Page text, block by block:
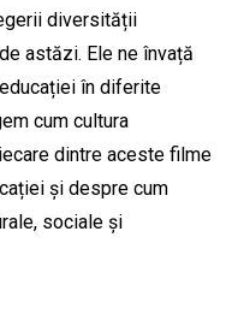
diversității
astăzi. Ele ne învață
în diferite
cum cultura
dintre aceste filme
și despre cum
sociale și